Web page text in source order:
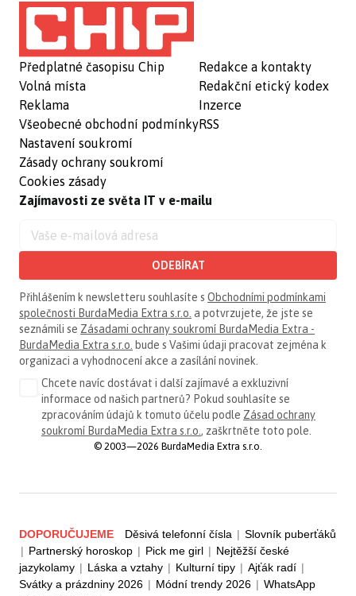
Předplatné časopisu Chip
Volná místa
Reklama
Všeobecné obchodní podmínky
Nastavení soukromí
Zásady ochrany soukromí
Cookies zásady
Redakce a kontakty
Redakční etický kodex
Inzerce
RSS
Zajímavosti ze světa IT v e-mailu
ODEBÍRAT
Přihlášením k newsletteru souhlasíte s Obchodními podmínkami
společnosti BurdaMedia Extra s.r.o. a potvrzujete, že jste se
seznámili se Zásadami ochrany soukromí BurdaMedia Extra -
BurdaMedia Extra s.r.o. bude s Vašimi údaji pracovat zejména k
organizaci a vyhodnocení akce a zasílání novinek.
Chcete navíc dostávat i další zajímavé a exkluzivní
informace od našich partnerů? Pokud souhlasíte se
zpracováním údajů k tomuto účelu podle Zásad ochrany
soukromí BurdaMedia Extra s.r.o., zaškrtněte toto pole.
© 2003—2026 BurdaMedia Extra s.r.o.
DOPORUČUJEME Děsivá telefonní čísla | Slovník puberťáků
| Partnerský horoskop | Pick me girl | Nejtěžší české
jazykolamy | Láska a vztahy | Kulturní tipy | Ajťák radí |
Svátky a prázdniny 2026 | Módní trendy 2026 | WhatsApp